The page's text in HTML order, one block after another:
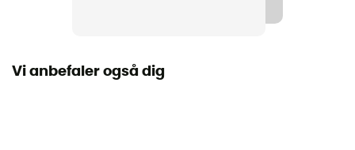
Vi anbefaler også dig